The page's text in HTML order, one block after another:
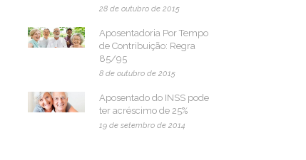
28 de outubro de 2015
Aposentadoria Por Tempo
de Contribuição: Regra
85/95
8 de outubro de 2015
Aposentado do INSS pode
ter acréscimo de 25%
19 de setembro de 2014